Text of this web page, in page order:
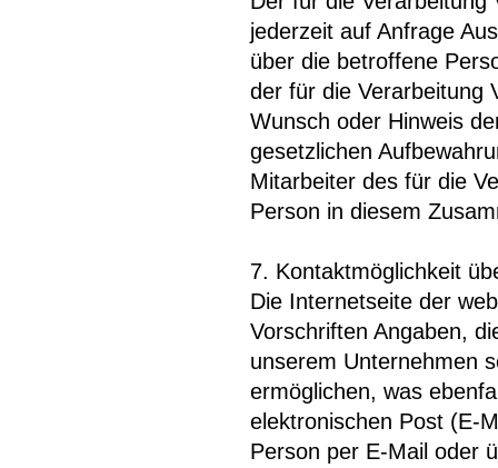
jederzeit auf Anfrage
über die betroffene
der für die Verarbeitung
Wunsch oder Hinweis
gesetzlichen
Mitarbeiter des für die
Person in diesem
7. Kontaktmöglichkeit
Die Internetseite der
Vorschriften Angaben,
unserem Unternehmen
ermöglichen, was
elektronischen Post (E-
Person per E-Mail oder